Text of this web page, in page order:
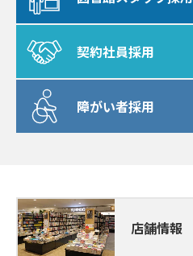
契約社員採用
障がい者採用
店舗情報